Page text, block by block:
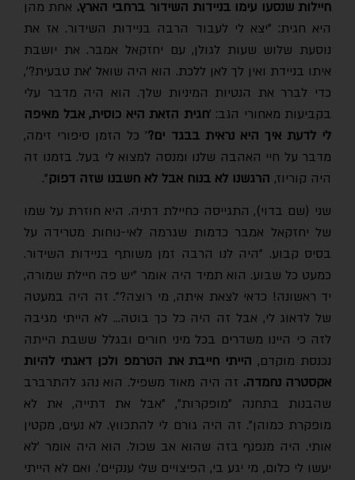
חיילות שנסעו עימו בניידות השידור ברחבי הארץ.אחת מהן
היא חגית: "יצא לי לעבוד הרבה בניידות השידור. אז את
נוסעת שלוש שעות לגולן, עם יחזקאל אמבר. את יושבת
איתו בניידת ואין לך לאן ללכת. הוא היה שואל 'את טבעית?',
כדי לברר את הנטיות המיניות שלך. הוא היה מדבר עלי
בקביעות מאחורי הגב: 'חגית הזאת היא כוסית, אבל מאיפה
לי לדעת איך היא נראית בבגד ים? ' כל הזמן סיפורי זימה,
מדבר על חיי האהבה שלנו ומנסה למצוא לי בעל. בזמנו זה
היה קוריוז,הרגשנו לא בנוח אבל לא חשבנו שזה דפוק".
שני (שם בדוי), התגייסה כחיילת דתיה. היא חוזרת על שמו
של יחזקאל אמבר כדמות שגרמה לאי-נוחות מטרידה על
בסיס קבוע. "היה לנו הרבה זמן משותף בניידות השידור.
כמעט כל שבוע. הוא תמיד היה אומר "יש פה חיילת שמורה,
יד ראשונה! כדאי לצאת איתה, מי רוצה?". זה היה במעטה
של לדאוג לי, אבל זה היה כל כך בוטה… לא הייתי מגיבה
לזה כי היינו משדרים בכל מיני חורים ובגלל ששבת הייתה
נכנסת מוקדם,הייתי חייבת את הטרמפ ולכן דאגתי להיות
אקסטרה נחמדה.זה היה מאוד משפיל. הוא נהג להתרברב
שהבנות בתחנה "מופקרות", "אבל את דתייה, את לא
מופקרת כמוהן". זה היה גורם לי להתכווץ. לא נעים, מקטין
אותי. היה מנפנף בזה שהוא אב שכול. הוא היה אומר 'לא
יעשו לי כלום, מי יגע בי, הפיצויים שלי ענקיים'. ואם לא הייתי